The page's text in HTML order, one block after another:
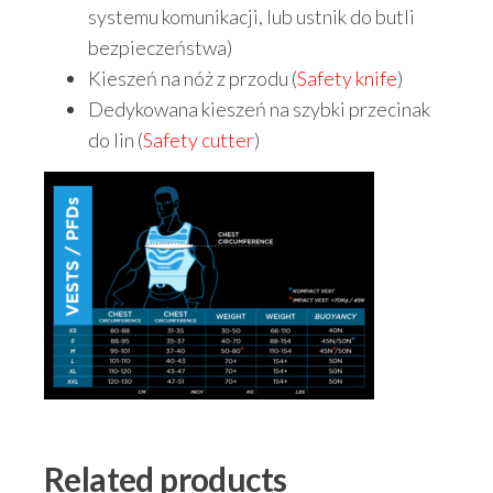
systemu komunikacji, lub ustnik do butli
bezpieczeństwa)
Kieszeń na nóż z przodu (Safety knife)
Dedykowana kieszeń na szybki przecinak
do lin (Safety cutter)
Related products